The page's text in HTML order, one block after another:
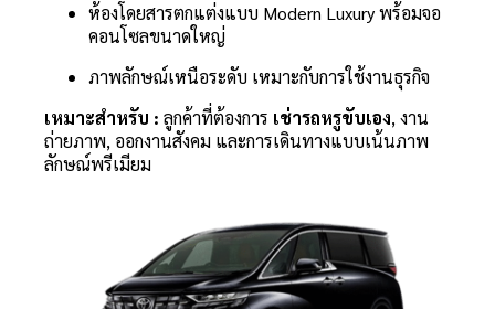
ห้องโดยสารตกแต่งแบบ Modern Luxury พร้อมจอ
คอนโซลขนาดใหญ่
ภาพลักษณ์เหนือระดับ เหมาะกับการใช้งานธุรกิจ
เหมาะสำหรับ : ลูกค้าที่ต้องการ เช่ารถหรูขับเอง, งาน
ถ่ายภาพ, ออกงานสังคม และการเดินทางแบบเน้นภาพ
ลักษณ์พรีเมียม